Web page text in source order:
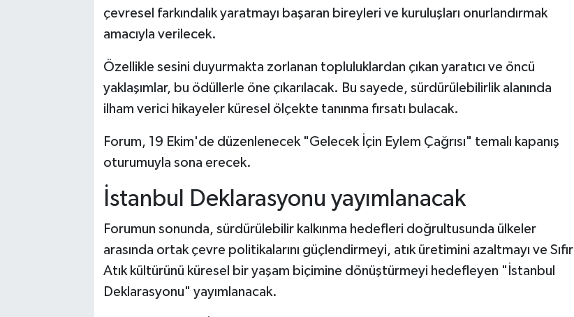
çevresel farkındalık yaratmayı başaran bireyleri ve kuruluşları onurlandırmak
amacıyla verilecek.
Özellikle sesini duyurmakta zorlanan topluluklardan çıkan yaratıcı ve öncü
yaklaşımlar, bu ödüllerle öne çıkarılacak. Bu sayede, sürdürülebilirlik alanında
ilham verici hikayeler küresel ölçekte tanınma fırsatı bulacak.
Forum, 19 Ekim'de düzenlenecek "Gelecek İçin Eylem Çağrısı" temalı kapanış
oturumuyla sona erecek.
İstanbul Deklarasyonu yayımlanacak
Forumun sonunda, sürdürülebilir kalkınma hedefleri doğrultusunda ülkeler
arasında ortak çevre politikalarını güçlendirmeyi, atık üretimini azaltmayı ve Sıfır
Atık kültürünü küresel bir yaşam biçimine dönüştürmeyi hedefleyen "İstanbul
Deklarasyonu" yayımlanacak.